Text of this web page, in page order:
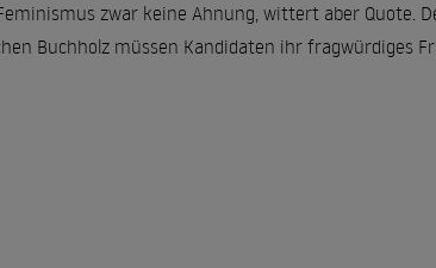
zwar keine Ahnung, wittert aber Quote.
Buchholz müssen Kandidaten ihr fragwürdiges